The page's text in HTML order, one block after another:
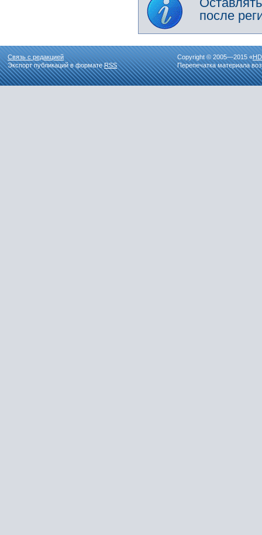
после
Связь с редакцией
Экспорт публикаций в форматеRSS
Copyright © 2005—2015 «
Перепечатка материала